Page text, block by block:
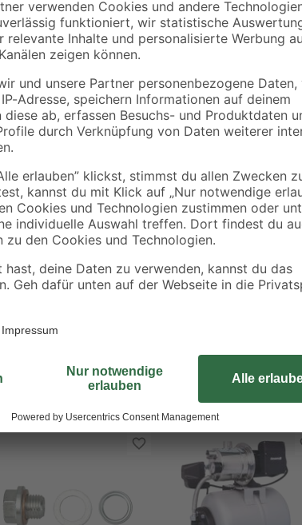
Meister Werkzeuge
PTFE-Gewindeband
weiß 1000 cm
3 €
0,33 € / Meter
Gardena
Hahnverbinder
'Original' 33,3 mm (1")